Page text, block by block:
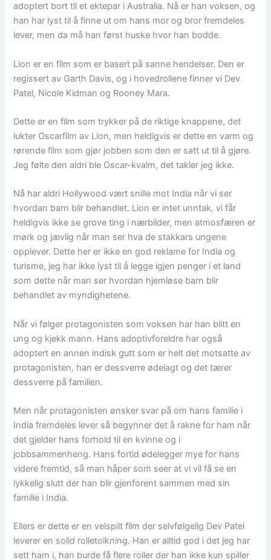
adoptert bort til et ektepar i Australia. Nå er han voksen, og
han har lyst til å finne ut om hans mor og bror fremdeles
lever, men da må han først huske hvor han bodde.
Lion er en film som er basert på sanne hendelser. Den er
regissert av Garth Davis, og i hovedrollene finner vi Dev
Patel, Nicole Kidman og Rooney Mara.
Dette er en film som trykker på de riktige knappene, det
lukter Oscarfilm av Lion, men heldigvis er dette en varm og
rørende film som gjør jobben som den er satt ut til å gjøre.
Jeg følte den aldri ble Oscar-kvalm, det takler jeg ikke.
Nå har aldri Hollywood vært snille mot India når vi ser
hvordan barn blir behandlet. Lion er intet unntak, vi får
heldigvis ikke se grove ting i nærbilder, men atmosfæren er
mørk og jævlig når man ser hva de stakkars ungene
opplever. Dette her er ikke en god reklame for India og
turisme, jeg har ikke lyst til å legge igjen penger i et land
som dette når man ser hvordan hjemløse barn blir
behandlet av myndighetene.
Når vi følger protagonisten som voksen har han blitt en
ung og kjekk mann. Hans adoptivforeldre har også
adoptert en annen indisk gutt som er helt det motsatte av
protagonisten, han er dessverre ødelagt og det tærer
dessverre på familien.
Men når protagonisten ønsker svar på om hans familie i
India fremdeles lever så begynner det å rakne for ham når
det gjelder hans forhold til en kvinne og i
jobbsammenheng. Hans fortid ødelegger mye for hans
videre fremtid, så man håper som seer at vi vil få se en
lykkelig slutt der han blir gjenforent sammen med sin
familie i India.
Ellers er dette er en velspilt film der selvfølgelig Dev Patel
leverer en solid rolletolkning. Han er alltid god i det jeg har
sett ham i, han burde få flere roller der han ikke kun spiller